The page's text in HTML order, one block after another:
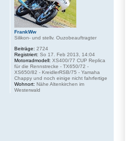
FrankWw
Silikon- und stellv. Ouzobeauftragter
Beiträge: 2724
Registriert: So 17. Feb 2013, 14:04
Motorradmodell: XS400/77 CUP Replica
für die Rennstrecke - TX650/72 -
XS650/82 - KreidlerRSB/75 - Yamaha
Chappy und noch einige nicht fahrfertige
Wohnort: Nähe Altenkirchen im
Westerwald